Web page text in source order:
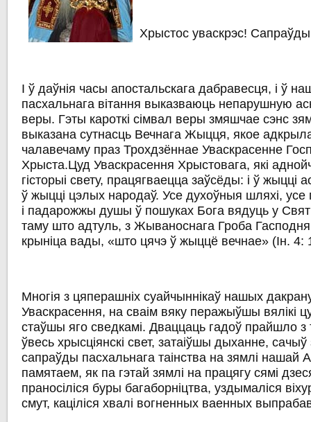
Хрыстос уваскрэс! Сапраўды
І ў даўнія часы апостальскага дабравесця, і ў
пасхальнага вітання выказваюць непарушную
веры. Гэты кароткі сімвал веры змяшчае сэнс
выказана сутнасць Вечнага Жыцця, якое
чалавечаму праз Трохдзённае Уваскрасенне
Хрыста.Цуд Уваскрасення Хрыстовага, які
гісторыі свету, працягваецца заўсёды: і ў жыцці
ў жыцці цэлых народаў. Усе духоўныя шляхі, усе
і падарожжы душы ў пошуках Бога вядуць у
таму што адтуль, з Жываноснага Гроба
крыніца вады, «што цячэ ў жыццё вечнае» (Ін. 4:
Многія з цяперашніх суайчыннікаў нашых
Уваскрасення, на сваім вяку перажыўшы вялікі
стаўшы яго сведкамі. Дваццаць гадоў прайшло з
ўвесь хрысціянскі свет, затаіўшы дыханне,
сапраўды пасхальнага таінства на зямлі
памятаем, як па гэтай зямлі на працягу сямі
праносіліся буры багаборніцтва, уздымаліся
смут, каціліся хвалі вогненных ваенных